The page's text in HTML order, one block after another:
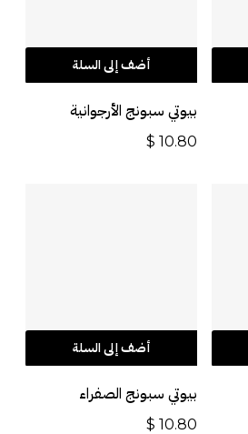
أضف إلى السلة
بيوتي سبونج الأرجوانية
$ 10.80
أضف إلى السلة
بيوتي سبونج الصفراء
$ 10.80